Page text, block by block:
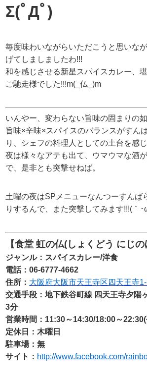
Σ(ﾟДﾟ)
毎度味わいながらいただこうと思いな
げてしましましたわ!!!
和を感じさせる新星スパイスカレー、
ご馳走様でした!!!m(_仏_)m
いんやー、変わらない旨味の固まりの如
旨味×辛味×スパイスのバランスがすん
り、シェフの料理人としての土台を感じ
夜は様々なアテも出て、ウマウマな酒
で、是非とも突撃せねば。
土曜の夜はSPメニューなんつーすんば
りするんで、また突撃してみます!!!(｀･
【食堂 虹の仏(しょくどう にじの
ジャンル：スパイスカレー/洋食
電話：06-6777-4662
住所： 大阪府大阪市天王寺区四天王寺
交通手段：地下鉄谷町線 四天王寺夕陽
3分
営業時間：11:30～14:30/18:00～
定休日：木曜日
駐車場：無
サイト： http://www.facebook.com/